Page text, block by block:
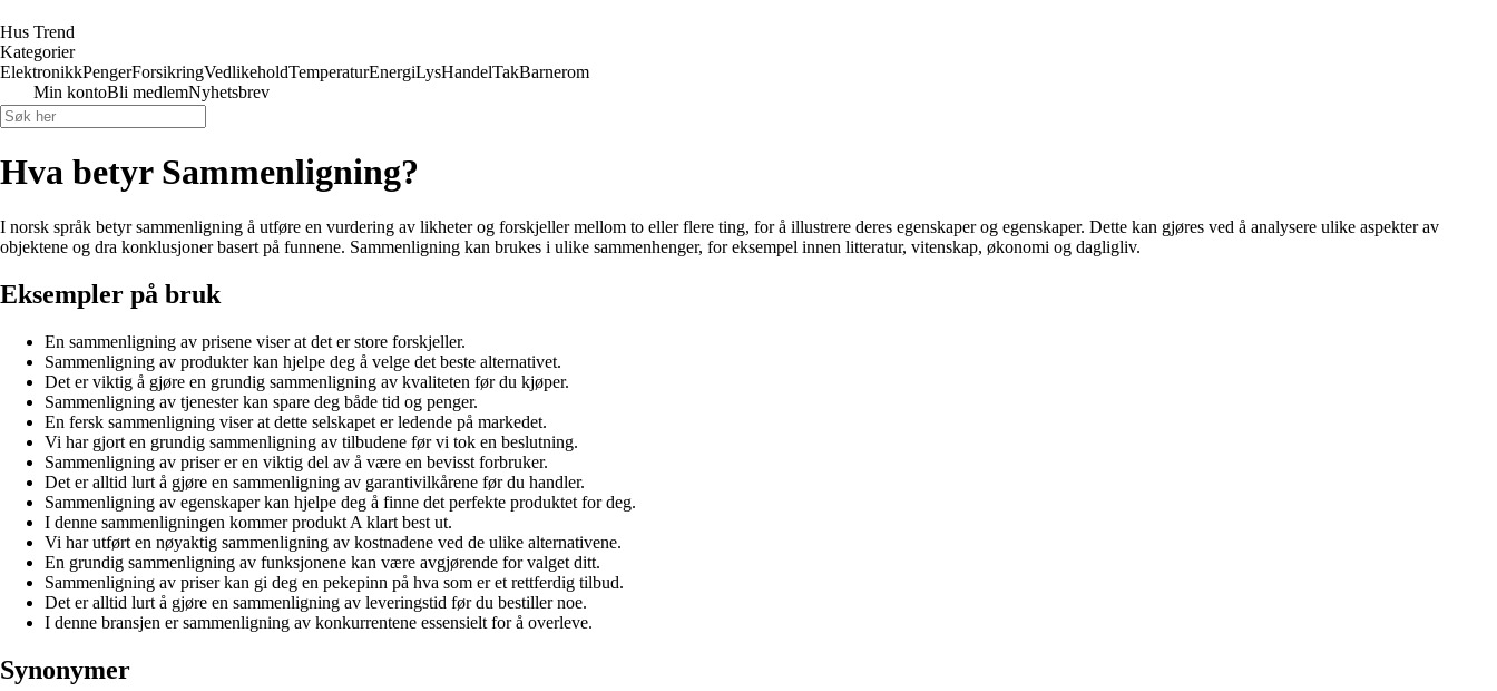
Hus Trend
Kategorier
ElektronikkPengerForsikringVedlikeholdTemperaturEnergiLysHandelTakBarnerom
Min kontoBli medlemNyhetsbrev
Hva betyr Sammenligning?
I norsk språk betyr sammenligning å utføre en vurdering av likheter og forskjeller mellom to eller flere ting, for å illustrere deres egenskaper og egenskaper. Dette kan gjøres ved å analysere ulike aspekter av
objektene og dra konklusjoner basert på funnene. Sammenligning kan brukes i ulike sammenhenger, for eksempel innen litteratur, vitenskap, økonomi og dagligliv.
Eksempler på bruk
En sammenligning av prisene viser at det er store forskjeller.
Sammenligning av produkter kan hjelpe deg å velge det beste alternativet.
Det er viktig å gjøre en grundig sammenligning av kvaliteten før du kjøper.
Sammenligning av tjenester kan spare deg både tid og penger.
En fersk sammenligning viser at dette selskapet er ledende på markedet.
Vi har gjort en grundig sammenligning av tilbudene før vi tok en beslutning.
Sammenligning av priser er en viktig del av å være en bevisst forbruker.
Det er alltid lurt å gjøre en sammenligning av garantivilkårene før du handler.
Sammenligning av egenskaper kan hjelpe deg å finne det perfekte produktet for deg.
I denne sammenligningen kommer produkt A klart best ut.
Vi har utført en nøyaktig sammenligning av kostnadene ved de ulike alternativene.
En grundig sammenligning av funksjonene kan være avgjørende for valget ditt.
Sammenligning av priser kan gi deg en pekepinn på hva som er et rettferdig tilbud.
Det er alltid lurt å gjøre en sammenligning av leveringstid før du bestiller noe.
I denne bransjen er sammenligning av konkurrentene essensielt for å overleve.
Synonymer